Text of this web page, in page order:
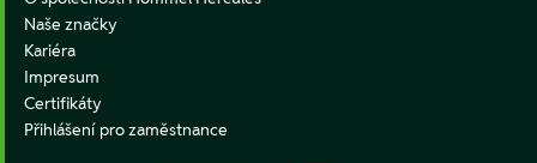
Naše značky
Kariéra
Impresum
Certifikáty
Přihlášení pro zaměstnance